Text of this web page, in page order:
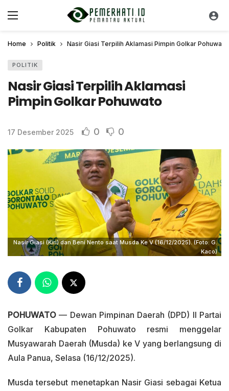
Home Politik Nasir Giasi Terpilih Aklamasi Pimpin Golkar Pohuwato
POLITIK
Nasir Giasi Terpilih Aklamasi
Pimpin Golkar Pohuwato
17 Desember 2025 0 0
Nasir Giasi (Kiri) dan Beni Nento saat Musda Ke V (16/12/2025). (Foto: G.
Kaco)
POHUWATO — Dewan Pimpinan Daerah (DPD) II Partai
Golkar Kabupaten Pohuwato resmi menggelar
Musyawarah Daerah (Musda) ke V yang berlangsung di
Aula Panua, Selasa (16/12/2025).
Musda tersebut menetapkan Nasir Giasi sebagai Ketua